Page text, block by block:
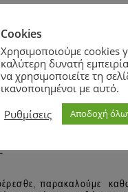
Cookies
Χρησιμοποιούμε cookies
καλύτερη δυνατή
να χρησιμοποιείτε τη
ικανοποιημένοι με αυτό.
Ρυθμίσεις
Αποδοχή